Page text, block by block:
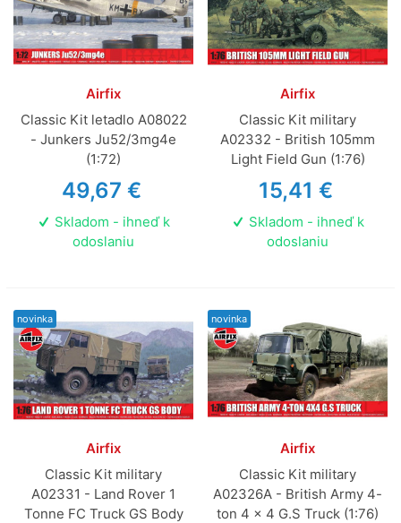
Airfix
Classic Kit letadlo A08022
- Junkers Ju52/3mg4e
(1:72)
49,67 €
Skladom - ihneď k
odoslaniu
Airfix
Classic Kit military
A02332 - British 105mm
Light Field Gun (1:76)
15,41 €
Skladom - ihneď k
odoslaniu
novinka
Airfix
Classic Kit military
A02331 - Land Rover 1
Tonne FC Truck GS Body
novinka
Airfix
Classic Kit military
A02326A - British Army 4-
ton 4 x 4 G.S Truck (1:76)